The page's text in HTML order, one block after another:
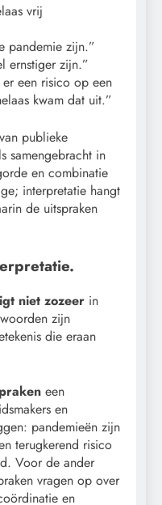
vrij
pandemie zijn.”
ernstiger zijn.”
een risico op een
kwam dat uit.”
publieke
samengebracht in
en combinatie
interpretatie hangt
de uitspraken
niet zozeer in
zijn
die eraan
een
en
pandemieën zijn
terugkerend risico
Voor de ander
vragen op over
en